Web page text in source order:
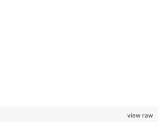
view raw